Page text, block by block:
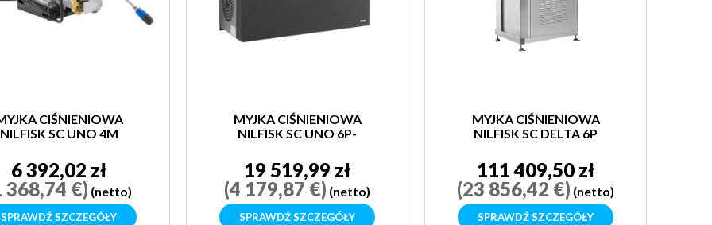
CIŚNIENIOWA
NILFISK SC UNO 4M
6 392,02 zł
368,74 €) (netto)
SPRAWDŹ SZCZEGÓŁY
MYJKA CIŚNIENIOWA
NILFISK SC UNO 6P-
19 519,99 zł
(4 179,87 €) (netto)
SPRAWDŹ SZCZEGÓŁY
MYJKA CIŚNIENIOWA
NILFISK SC DELTA 6P
111 409,50 zł
(23 856,42 €) (netto)
SPRAWDŹ SZCZEGÓŁY